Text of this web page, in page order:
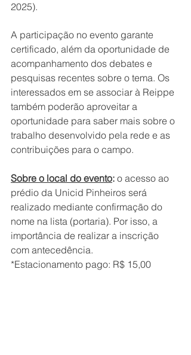
2025).
A participação no evento garante
certificado, além da oportunidade de
acompanhamento dos debates e
pesquisas recentes sobre o tema. Os
interessados em se associar à Reippe
também poderão aproveitar a
oportunidade para saber mais sobre o
trabalho desenvolvido pela rede e as
contribuições para o campo.
Sobre o local do evento: o acesso ao
prédio da Unicid Pinheiros será
realizado mediante confirmação do
nome na lista (portaria). Por isso, a
importância de realizar a inscrição
com antecedência.
*Estacionamento pago: R$ 15,00